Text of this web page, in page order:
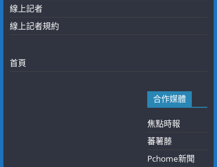
線上記者
線上記者規約
首頁
合作媒體
焦點時報
蕃薯藤
Pchome新聞